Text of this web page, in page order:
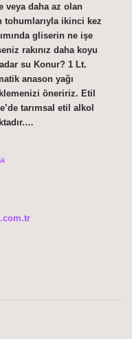
veya daha az olan
tohumlarıyla ikinci kez
gliserin ne işe
rakınız daha koyu
su Konur? 1 Lt.
anason yağı
öneririz. Etil
tarımsal etil alkol